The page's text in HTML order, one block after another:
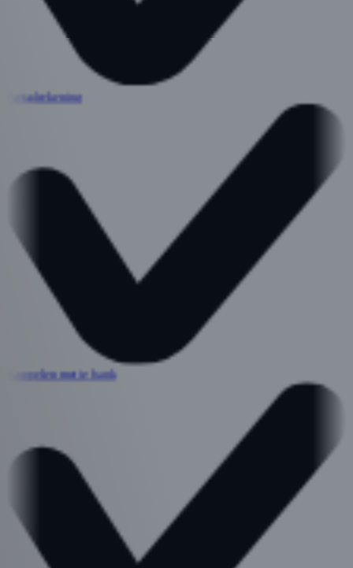
Betaalrekening
Koppelen met je bank